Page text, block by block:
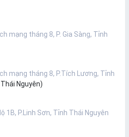
mạng tháng 8, P. Gia Sàng, Tỉnh
mạng tháng 8, P.Tích Lương, Tỉnh
Nguyên)
1B, P.Linh Sơn, Tỉnh Thái Nguyên